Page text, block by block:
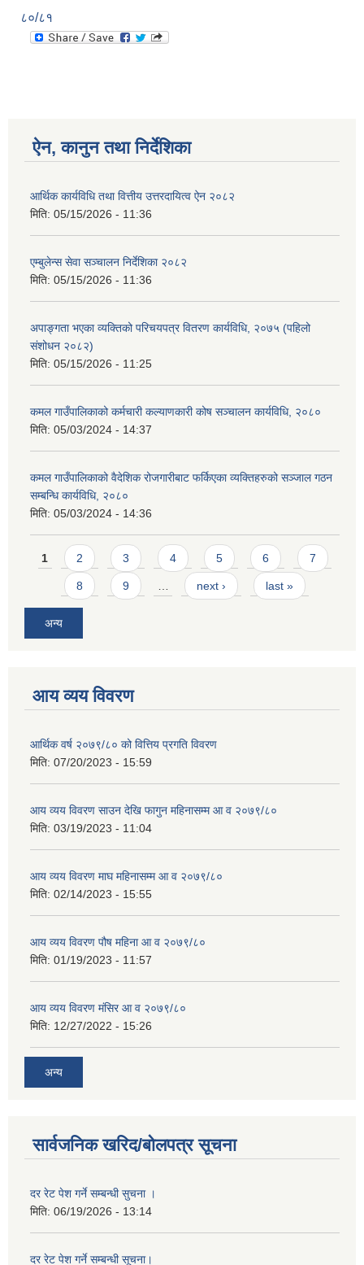
८०/८१
ऐन, कानुन तथा निर्देशिका
आर्थिक कार्यविधि तथा वित्तीय उत्तरदायित्व ऐन २०८२
मिति: 05/15/2026 - 11:36
एम्बुलेन्स सेवा सञ्चालन निर्देशिका २०८२
मिति: 05/15/2026 - 11:36
अपाङ्गता भएका व्यक्तिको परिचयपत्र वितरण कार्यविधि, २०७५ (पहिलो
संशोधन २०८२)
मिति: 05/15/2026 - 11:25
कमल गाउँपालिकाको कर्मचारी कल्याणकारी कोष सञ्चालन कार्यविधि, २०८०
मिति: 05/03/2024 - 14:37
कमल गाउँपालिकाको वैदेशिक रोजगारीबाट फर्किएका व्यक्तिहरुको सञ्जाल गठन
सम्बन्धि कार्यविधि, २०८०
मिति: 05/03/2024 - 14:36
Pages
1 2 3 4 5 6 7
8 9 next › last »
अन्य
आय व्यय विवरण
आर्थिक वर्ष २०७९/८० को वित्तिय प्रगति विवरण
मिति: 07/20/2023 - 15:59
आय व्यय विवरण साउन देखि फागुन महिनासम्म आ व २०७९/८०
मिति: 03/19/2023 - 11:04
आय व्यय विवरण माघ महिनासम्म आ व २०७९/८०
मिति: 02/14/2023 - 15:55
आय व्यय विवरण पौष महिना आ व २०७९/८०
मिति: 01/19/2023 - 11:57
आय व्यय विवरण मंसिर आ व २०७९/८०
मिति: 12/27/2022 - 15:26
अन्य
सार्वजनिक खरिद/बोलपत्र सूचना
दर रेट पेश गर्ने सम्बन्धी सुचना ।
मिति: 06/19/2026 - 13:14
दर रेट पेश गर्ने सम्बन्धी सूचना।